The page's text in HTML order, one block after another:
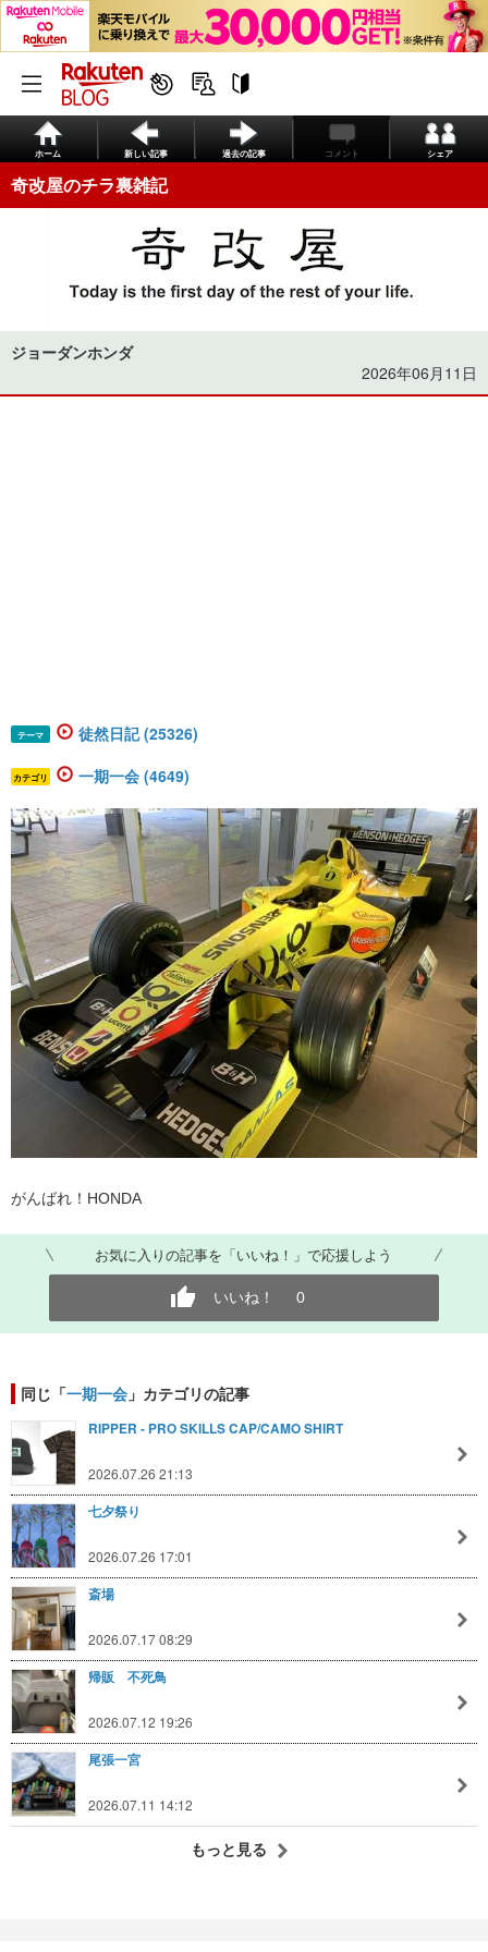
ホーム 新しい記事 過去の記事 コメント シェア
奇改屋のチラ裏雑記
ジョーダンホンダ
2026年06月11日
テーマ 徒然日記 (25326)
カテゴリ 一期一会 (4649)
がんばれ！HONDA
お気に入りの記事を「いいね！」で応援しよう
いいね！ 0
同じ「一期一会 」カテゴリの記事
RIPPER - PRO SKILLS CAP/CAMO SHIRT
2026.07.26 21:13
七夕祭り
2026.07.26 17:01
斎場
2026.07.17 08:29
帰販 不死鳥
2026.07.12 19:26
尾張一宮
2026.07.11 14:12
もっと見る